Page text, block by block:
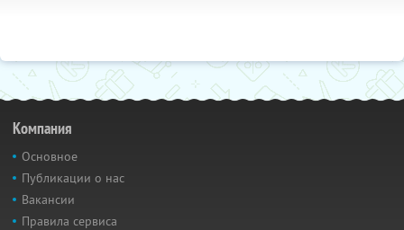
Компания
Основное
Публикации о нас
Вакансии
Правила сервиса